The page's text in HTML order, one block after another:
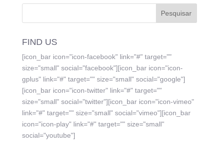
FIND US
[icon_bar icon="icon-facebook" link="#" target=""
size="small" social="facebook"][icon_bar icon="icon-
gplus" link="#" target="" size="small" social="google"]
[icon_bar icon="icon-twitter" link="#" target=""
size="small" social="twitter"][icon_bar icon="icon-vimeo"
link="#" target="" size="small" social="vimeo"][icon_bar
icon="icon-play" link="#" target="" size="small"
social="youtube"]